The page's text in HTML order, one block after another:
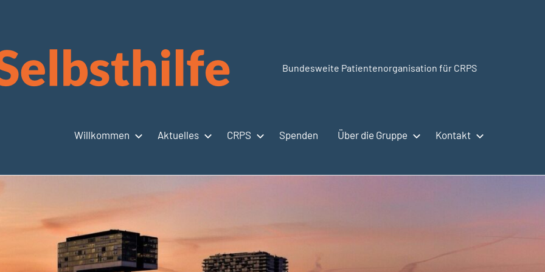
CRPSSelbsthilfe.org
Bundesweite Patientenorganisation für CRPS
Willkommen Aktuelles CRPS Spenden Über die Gruppe Kontakt